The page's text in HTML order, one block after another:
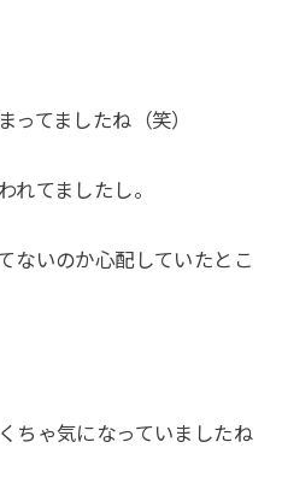
ってましたね（笑）
れてましたし。
ないのか心配していたとこ
ちゃ気になっていましたね